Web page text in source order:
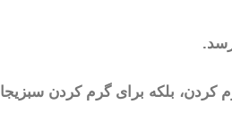
کردن، بلکه برای گرم کردن